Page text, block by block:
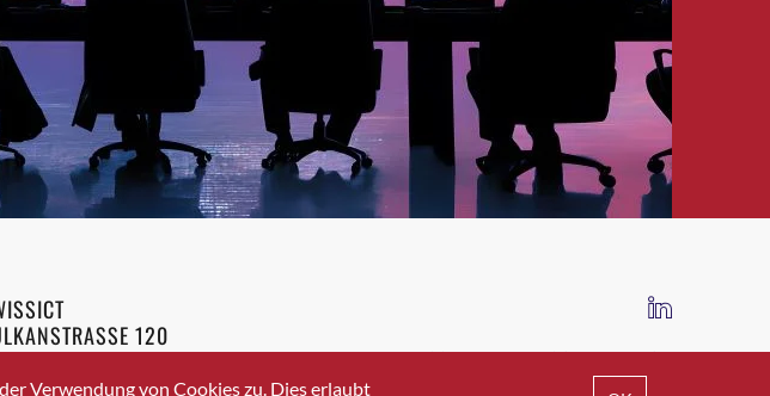
120
ZURICH
IMPRESSUM DATENSCHUTZ AGB
Verwendung von Cookies zu. Dies erlaubt